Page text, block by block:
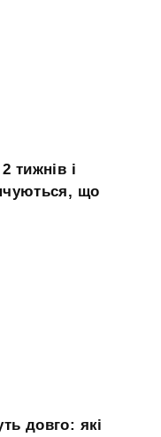
тижнів і
що
довго: які